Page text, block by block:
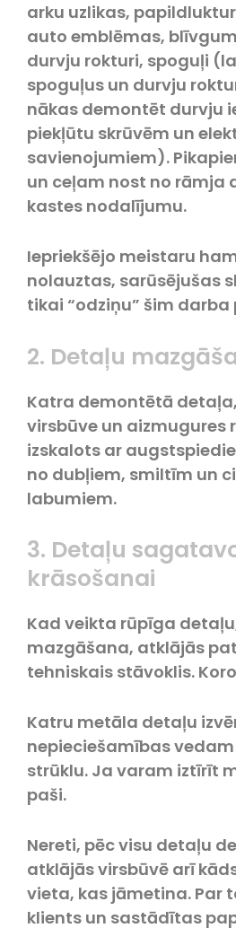
arku uzlikas,
auto emblēmas,
durvju rokturi, spoguļi
spoguļus un durvju
nākas demontēt durvju
piekļūtu skrūvēm un
savienojumiem).
un ceļam nost no rāmja
kastes nodalījumu.
Iepriekšējo meistaru
nolauztas, sarūsējušas
tikai “odziņu” šim
2. Detaļu
Katra demontētā
virsbūve un aizmugures
izskalots ar
no dubļiem, smiltīm un
labumiem.
3. Detaļu
krāsošanai
Kad veikta rūpīga
mazgāšana, atklājās
tehniskais stāvoklis.
Katru metāla detaļu
nepieciešamības vedam
strūklu. Ja varam iztīrīt
paši.
Nereti, pēc visu detaļu
atklājās virsbūvē arī
vieta, kas jāmetina. Par
klients un sastādītas